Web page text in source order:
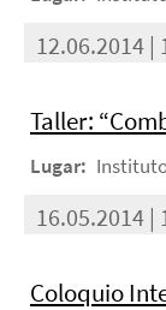
12.06.2014 |
Taller:
Lugar:
16.05.2014 |
Coloquio